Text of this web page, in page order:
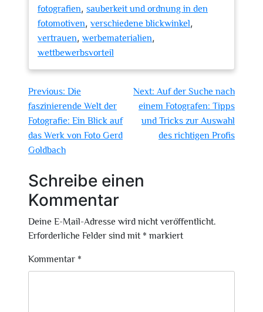
fotografien, sauberkeit und ordnung in den
fotomotiven, verschiedene blickwinkel,
vertrauen, werbematerialien,
wettbewerbsvorteil
Beitragsnavigation
Previous: Die
faszinierende Welt der
Fotografie: Ein Blick auf
das Werk von Foto Gerd
Goldbach
Next: Auf der Suche nach
einem Fotografen: Tipps
und Tricks zur Auswahl
des richtigen Profis
Schreibe einen
Kommentar
Deine E-Mail-Adresse wird nicht veröffentlicht.
Erforderliche Felder sind mit * markiert
Kommentar *